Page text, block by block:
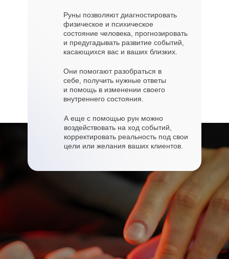
Руны позволяют диагностировать
физическое и психическое
состояние человека, прогнозировать
и предугадывать развитие событий,
касающихся вас и ваших близких.
Они помогают разобраться в
себе, получить нужные ответы
и помощь в изменении своего
внутреннего состояния.
А еще с помощью рун можно
воздействовать на ход событий,
корректировать реальность под свои
цели или желания ваших клиентов.